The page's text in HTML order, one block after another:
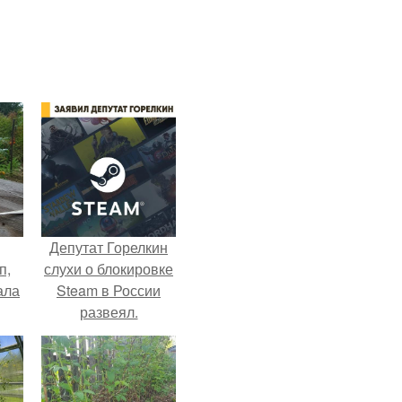
Депутат Горелкин
слухи о блокировке
Steam в России
развеял.